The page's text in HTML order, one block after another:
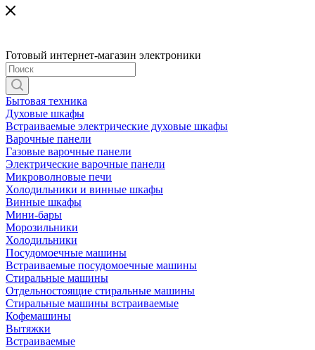
Готовый интернет-магазин электроники
Бытовая техника
Духовые шкафы
Встраиваемые электрические духовые шкафы
Варочные панели
Газовые варочные панели
Электрические варочные панели
Микроволновые печи
Холодильники и винные шкафы
Винные шкафы
Мини-бары
Морозильники
Холодильники
Посудомоечные машины
Встраиваемые посудомоечные машины
Стиральные машины
Отдельностоящие стиральные машины
Стиральные машины встраиваемые
Кофемашины
Вытяжки
Встраиваемые